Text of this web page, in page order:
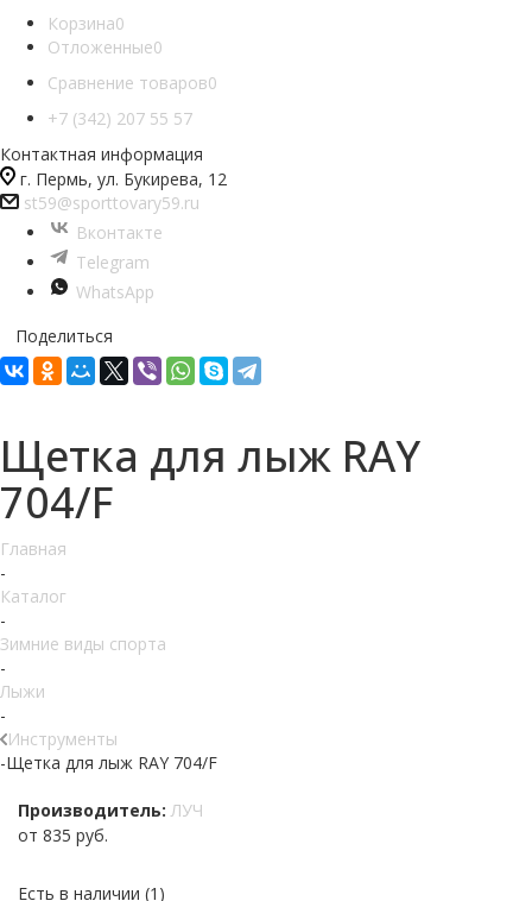
Корзина0
Отложенные0
Сравнение товаров0
+7 (342) 207 55 57
Контактная информация
г. Пермь, ул. Букирева, 12
st59@sporttovary59.ru
Вконтакте
Telegram
WhatsApp
Поделиться
Щетка для лыж RAY
704/F
Главная
-
Каталог
-
Зимние виды спорта
-
Лыжи
-
Инструменты
-Щетка для лыж RAY 704/F
Производитель: ЛУЧ
от 835 руб.
Есть в наличии (1)